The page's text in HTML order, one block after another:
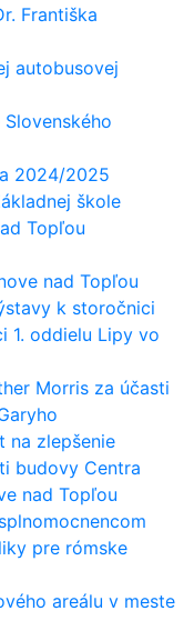
Františka
autobusovej
2024/2025
škole
Topľou
nad Topľou
k storočnici
1. oddielu Lipy vo
Morris za účasti
na zlepšenie
budovy Centra
nad Topľou
pre rómske
areálu v meste